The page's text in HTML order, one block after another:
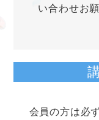
い合わせお
会員の方は必